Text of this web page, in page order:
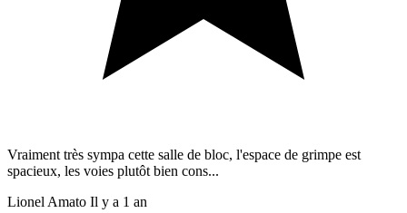
Vraiment très sympa cette salle de bloc, l'espace de grimpe est
spacieux, les voies plutôt bien cons...
Lionel Amato Il y a 1 an